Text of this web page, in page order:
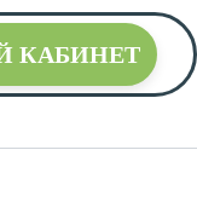
КАБИНЕТ